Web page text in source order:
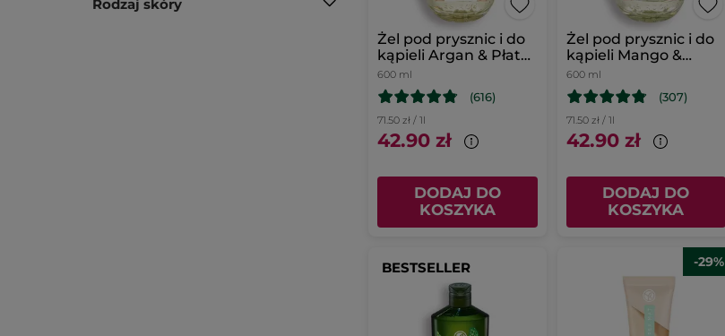
Rodzaj skóry
Żel pod prysznic i do
kąpieli Argan & Płatki
róź uzupełniacz
600 ml
(616)
71.50 zł / 1l
42.90 zł
DODAJ DO
KOSZYKA
Żel pod prysznic i do
kąpieli Mango &
Kolendra uzupełniacz
600 ml
(307)
71.50 zł / 1l
42.90 zł
DODAJ DO
KOSZYKA
BESTSELLER -29%